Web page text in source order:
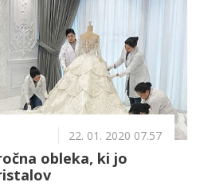
22. 01. 2020 07.57
obleka, ki jo